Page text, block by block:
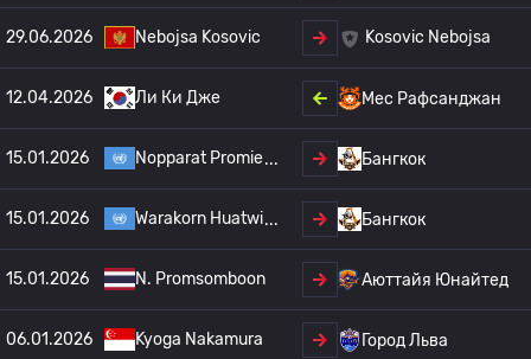
29.06.2026 Nebojsa Kosovic Kosovic Nebojsa
12.04.2026 Ли Ки Дже Мес Рафсанджан
15.01.2026 Nopparat Promie Бангкок
15.01.2026 Warakorn Huatwi Бангкок
15.01.2026 N. Promsomboon Аюттайя Юнайтед
06.01.2026 Kyoga Nakamura Город Льва